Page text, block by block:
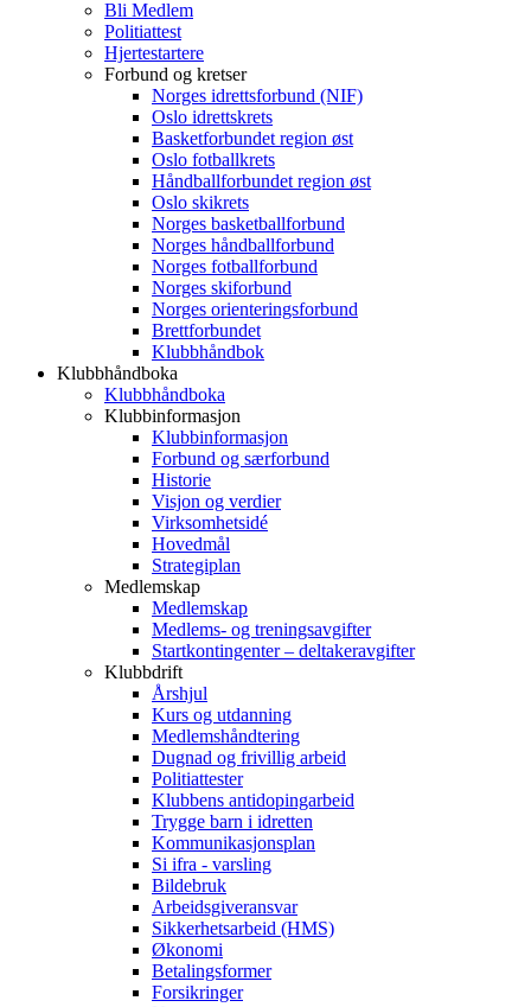
Bli Medlem
Politiattest
Hjertestartere
Forbund og kretser
Norges idrettsforbund (NIF)
Oslo idrettskrets
Basketforbundet region øst
Oslo fotballkrets
Håndballforbundet region øst
Oslo skikrets
Norges basketballforbund
Norges håndballforbund
Norges fotballforbund
Norges skiforbund
Norges orienteringsforbund
Brettforbundet
Klubbhåndbok
Klubbhåndboka
Klubbhåndboka
Klubbinformasjon
Klubbinformasjon
Forbund og særforbund
Historie
Visjon og verdier
Virksomhetsidé
Hovedmål
Strategiplan
Medlemskap
Medlemskap
Medlems- og treningsavgifter
Startkontingenter – deltakeravgifter
Klubbdrift
Årshjul
Kurs og utdanning
Medlemshåndtering
Dugnad og frivillig arbeid
Politiattester
Klubbens antidopingarbeid
Trygge barn i idretten
Kommunikasjonsplan
Si ifra - varsling
Bildebruk
Arbeidsgiveransvar
Sikkerhetsarbeid (HMS)
Økonomi
Betalingsformer
Forsikringer